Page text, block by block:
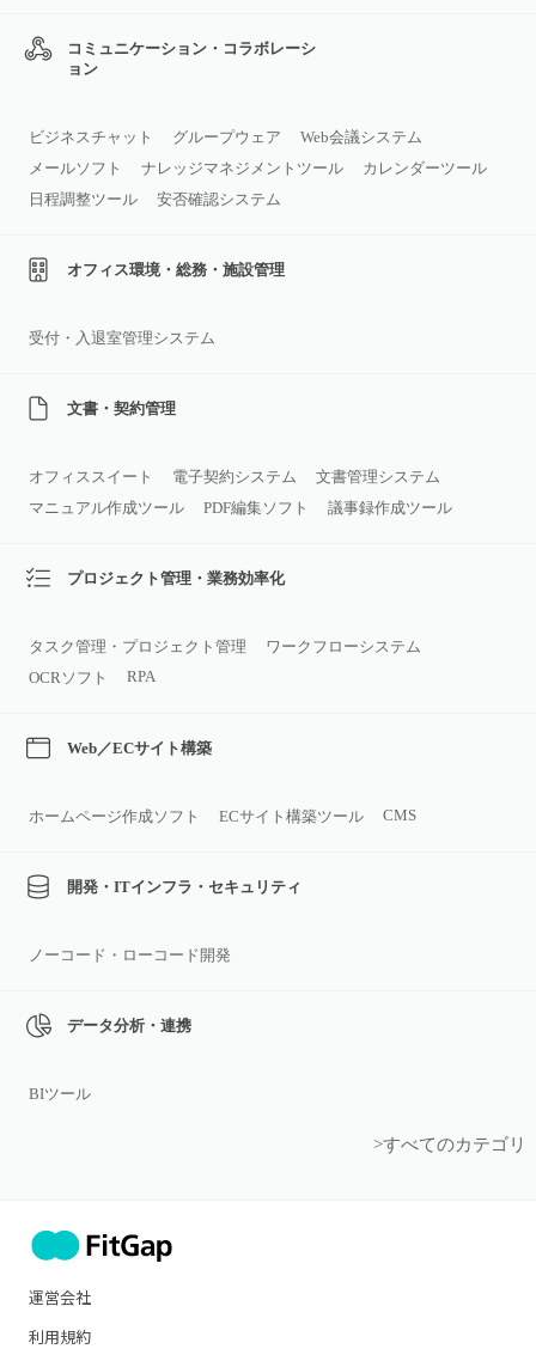
コミュニケーション・コラボレーシ
ョン
ビジネスチャット グループウェア
Web会議システム
メールソフト
ナレッジマネジメントツール
カレンダーツール
日程調整ツール
安否確認システム
オフィス環境・総務・施設管理
受付・入退室管理システム
文書・契約管理
オフィススイート 電子契約システム
文書管理システム
マニュアル作成ツール
PDF編集ソフト 議事録作成ツール
プロジェクト管理・業務効率化
タスク管理・プロジェクト管理
ワークフローシステム
OCRソフト
RPA
Web／ECサイト構築
ホームページ作成ソフト ECサイト構築ツール CMS
開発・ITインフラ・セキュリティ
ノーコード・ローコード開発
データ分析・連携
BIツール
>すべてのカテゴリ
運営会社
利用規約